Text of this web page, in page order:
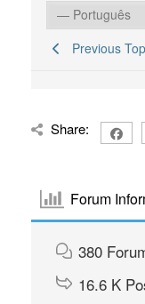
Previous
Share:
Forum
380
16.6 K